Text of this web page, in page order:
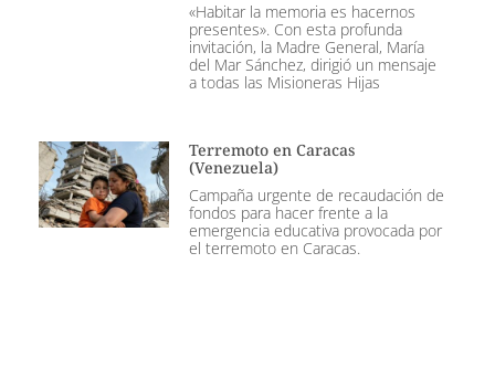
«Habitar la memoria es hacernos
presentes». Con esta profunda
invitación, la Madre General, María
del Mar Sánchez, dirigió un mensaje
a todas las Misioneras Hijas
Terremoto en Caracas
(Venezuela)
Campaña urgente de recaudación de
fondos para hacer frente a la
emergencia educativa provocada por
el terremoto en Caracas.